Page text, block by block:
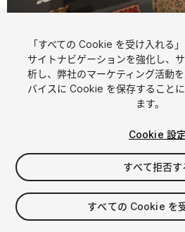
1/ 12
$9.49
消費税は決済時に計算されます
「すべての Cookie を受け入れる
サイトナビゲーションを強化し、
析し、弊社のマーケティング活動
バイスに Cookie を保存すること
ます。
Cookie 設定
すべて拒否す
すべての Cookie を